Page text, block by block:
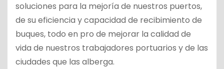
soluciones para la mejoría de nuestros puertos,
de su eficiencia y capacidad de recibimiento de
buques, todo en pro de mejorar la calidad de
vida de nuestros trabajadores portuarios y de las
ciudades que las alberga.